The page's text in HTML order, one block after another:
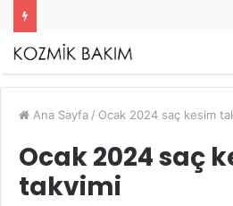
Ana Sayfa / Ocak 2024 saç kesim
Ocak 2024 saç
takvimi